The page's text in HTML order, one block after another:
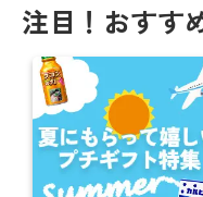
注目！おすす